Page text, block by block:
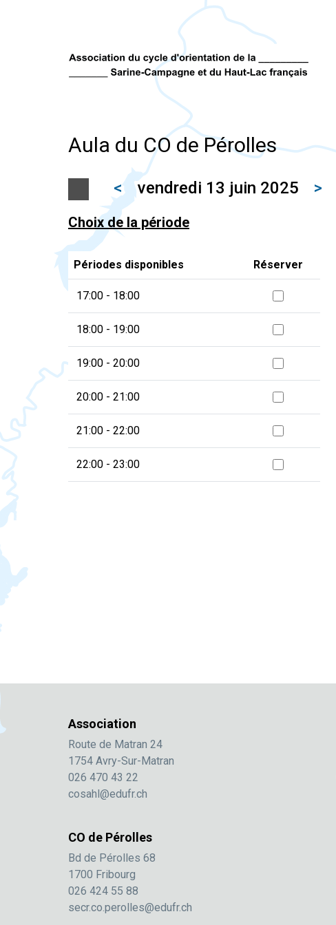
Aula du CO de Pérolles
< vendredi 13 juin 2025 >
Choix de la période
Périodes disponibles Réserver
17:00 - 18:00
18:00 - 19:00
19:00 - 20:00
20:00 - 21:00
21:00 - 22:00
22:00 - 23:00
Association
Route de Matran 24
1754 Avry-Sur-Matran
026 470 43 22
cosahl@edufr.ch
CO de Pérolles
Bd de Pérolles 68
1700 Fribourg
026 424 55 88
secr.co.perolles@edufr.ch